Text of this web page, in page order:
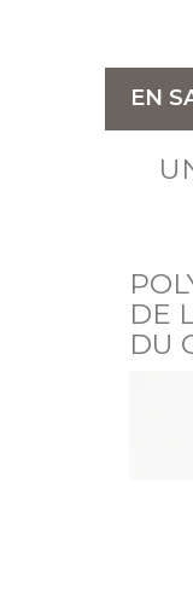
EN
DE
DU